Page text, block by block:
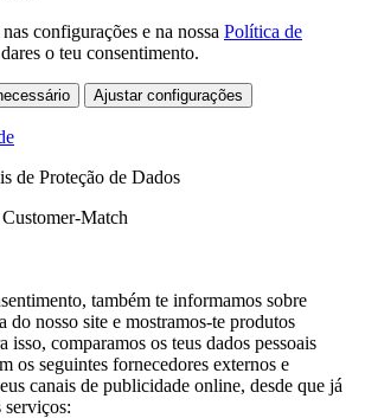
configurações e na nossa Política de
o teu consentimento.
Ajustar configurações
de Proteção de Dados
Match
também te informamos sobre
do nosso site e mostramos-te produtos
isso, comparamos os teus dados pessoais
os seguintes fornecedores externos e
canais de publicidade online, desde que já
serviços: